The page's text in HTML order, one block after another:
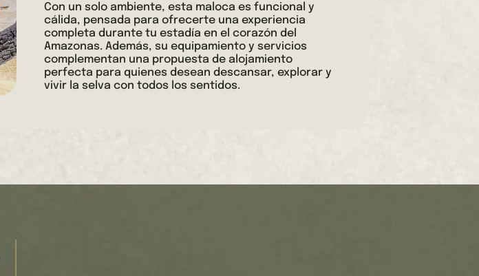
Con un solo ambiente, esta maloca es funcional y
cálida, pensada para ofrecerte una experiencia
completa durante tu estadía en el corazón del
Amazonas. Además, su equipamiento y servicios
complementan una propuesta de alojamiento
perfecta para quienes desean descansar, explorar y
vivir la selva con todos los sentidos.